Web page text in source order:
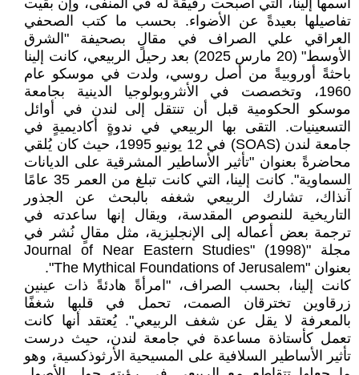
اسمها إلينا، التي أصبحت رفيقةً له في المنفى، وإن بقيت
تفاصيلها بعيدةً عن الأضواء. بحسب ما كتب الصحفي
العراقي علي الصراف في مقالٍ بصحيفة "الشرق
الأوسط" (20 مارس 2025) بعد رحيل الربيعي، كانت إلينا
باحثةً أوروبيةً من أصل روسي، ولدت في موسكو عام
1960، وتخصصت في الأنثروبولوجيا الدينية بجامعة
موسكو الحكومية قبل أن تنتقل إلى لندن في أوائل
التسعينيات. التقى بها الربيعي في ندوةٍ أكاديميةٍ في
جامعة لندن (SOAS) في 12 يونيو 1995، حيث كان يُلقي
محاضرةً بعنوان "تأثير الأساطير المشرقية على الديانات
السماوية". كانت إلينا، التي كانت تبلغ من العمر 35 عامًا
آنذاك، تشارك الربيعي شغفه بالبحث عن الجذور
التاريخية للنصوص المقدسة، ويقال إنها ساعدته في
ترجمة بعض أعماله إلى الإنجليزية، مثل مقالٍ نُشر في
مجلة "Journal of Near Eastern Studies" (1998)
بعنوان "The Mythical Foundations of Jerusalem".
كانت إلينا، بحسب الصراف، "امرأةً هادئةً ذات عينين
زرقاوين تخترقان الصمت، تحمل في قلبها شغفًا
بالمعرفة لا يقل عن شغف الربيعي". يُعتقد أنها كانت
تعمل كأستاذة مساعدة في جامعة لندن، حيث درست
تأثير الأساطير السلافية على المسيحية الأرثوذكسية، وهو